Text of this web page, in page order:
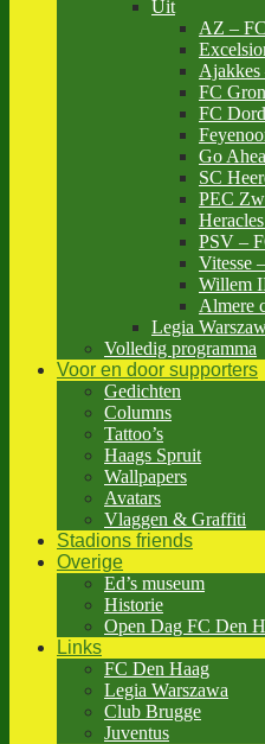
Uit
AZ –
Ajakkes
FC
FC
Go
SC
PEC
PSV –
Vitesse
Willem
Almere
Legia
Volledig programma
Voor en door supporters
Gedichten
Columns
Tattoo’s
Haags Spruit
Wallpapers
Avatars
Vlaggen & Graffiti
Stadions friends
Overige
Ed’s museum
Historie
Open Dag FC Den
Links
FC Den Haag
Legia Warszawa
Club Brugge
Juventus